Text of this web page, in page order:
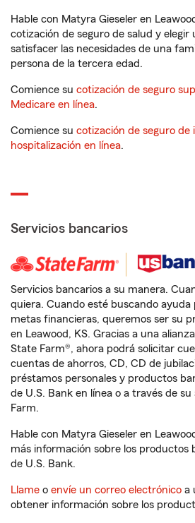
Hable con Matyra Gieseler en
cotización de seguro de salud y elegir
satisfacer las necesidades de una
persona de la tercera edad.
Comience su cotización de seguro
Medicare en línea.
Comience su cotización de seguro de
hospitalización en línea.
Servicios bancarios
Servicios bancarios a su manera.
quiera. Cuando esté buscando ayuda
metas financieras, queremos ser su
en Leawood, KS. Gracias a una
State Farm®, ahora podrá solicitar
cuentas de ahorros, CD, CD de
préstamos personales y productos
de U.S. Bank en línea o a través de
Farm.
Hable con Matyra Gieseler en
más información sobre los productos
de U.S. Bank.
Llame o envíe un correo electrónico a
obtener información sobre los